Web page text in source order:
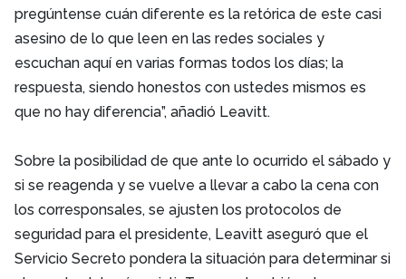
pregúntense cuán diferente es la retórica de este casi
asesino de lo que leen en las redes sociales y
escuchan aquí en varias formas todos los días; la
respuesta, siendo honestos con ustedes mismos es
que no hay diferencia”, añadió Leavitt.
Sobre la posibilidad de que ante lo ocurrido el sábado y
si se reagenda y se vuelve a llevar a cabo la cena con
los corresponsales, se ajusten los protocolos de
seguridad para el presidente, Leavitt aseguró que el
Servicio Secreto pondera la situación para determinar si